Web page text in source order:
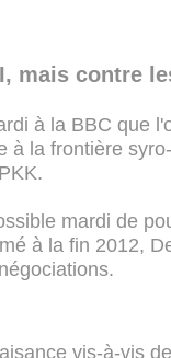
mais contre
à la BBC que
à la frontière
mardi de
à la fin 2012,
vis-à-vis